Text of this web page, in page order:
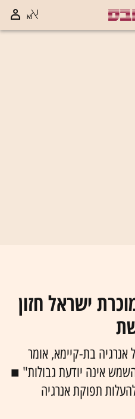
ישראל חזון
אנרגיה בת-קיימא, אומר
אינה יודעת גבולות" ■
תפוקת אנרגיה